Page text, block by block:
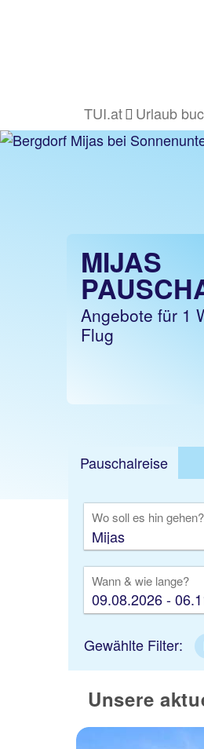
TUI.at Urlaub
MIJAS
Angebote für 1
Flug
Pauschalreise
Wo soll es hin gehen?
Wann & wie lange?
09.08.2026 -
Gewählte Filter:
Unsere